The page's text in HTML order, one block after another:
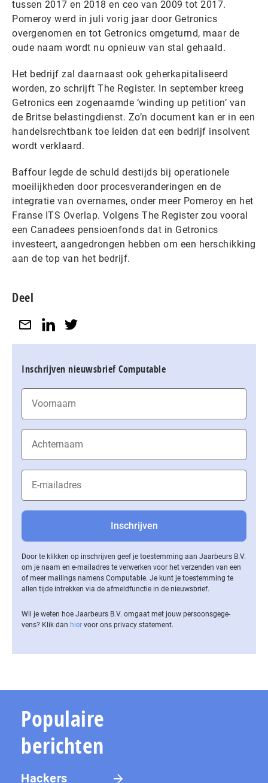
tussen 2017 en 2018 en ceo van 2009 tot 2017.
Pomeroy werd in juli vorig jaar door Getronics
overgenomen en tot Getronics omgeturnd, maar de
oude naam wordt nu opnieuw van stal gehaald.
Het bedrijf zal daarnaast ook geherkapitaliseerd
worden, zo schrijft The Register. In september kreeg
Getronics een zogenaamde ‘winding up petition’ van
de Britse belastingdienst. Zo’n document kan er in een
handelsrechtbank toe leiden dat een bedrijf insolvent
wordt verklaard.
Baffour legde de schuld destijds bij operationele
moeilijkheden door procesveranderingen en de
integratie van overnames, onder meer Pomeroy en het
Franse ITS Overlap. Volgens The Register zou vooral
een Canadees pensioenfonds dat in Getronics
investeert, aangedrongen hebben om een herschikking
aan de top van het bedrijf.
Deel
Inschrijven nieuwsbrief Computable
Door te klikken op inschrijven geef je toestemming aan Jaarbeurs B.V.
om je naam en e-mailadres te verwerken voor het verzenden van een
of meer mailings namens Computable. Je kunt je toestemming te
allen tijde intrekken via de af­meld­func­tie in de nieuwsbrief.
Wil je weten hoe Jaarbeurs B.V. omgaat met jouw per­soons­ge­ge­
vens? Klik dan hier voor ons privacy statement.
Populaire
berichten
Hackers